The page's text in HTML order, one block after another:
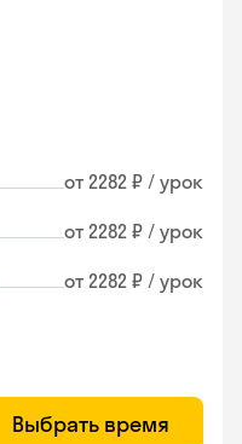
от 2282 ₽ / урок
от 2282 ₽ / урок
от 2282 ₽ / урок
Выбрать время